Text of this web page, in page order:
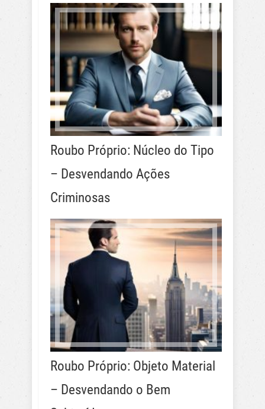
Roubo Próprio: Núcleo do Tipo
– Desvendando Ações
Criminosas
Roubo Próprio: Objeto Material
– Desvendando o Bem